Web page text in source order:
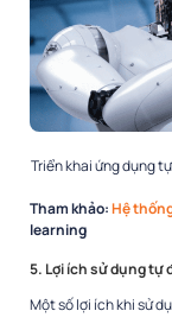
Triển khai ứng dụng
Tham khảo:Hệ
learning
5. Lợi ích sử dụng tự
Một số lợi ích khi sử